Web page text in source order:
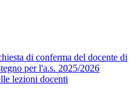
di conferma del docente di
per l'a.s. 2025/2026
lezioni docenti